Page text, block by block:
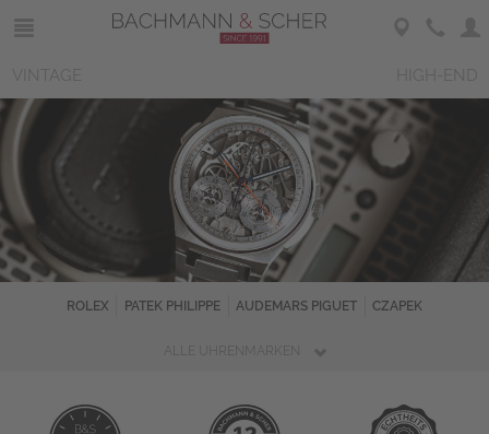
ROLEX PATEK PHILIPPE AUDEMARS PIGUET CZAPEK